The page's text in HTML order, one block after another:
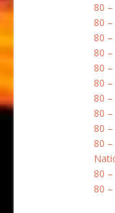
80
80
80
80
80
80
80
80
80
80
80
80